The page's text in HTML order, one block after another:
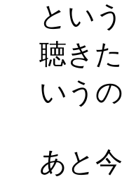
とい
聴き
いう
あと